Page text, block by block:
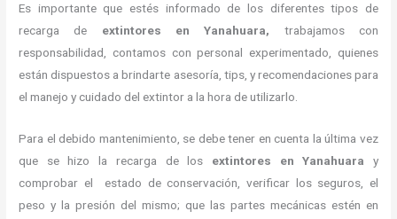
Es importante que estés informado de los diferentes tipos de
recarga de extintores en Yanahuara, trabajamos con
responsabilidad, contamos con personal experimentado, quienes
están dispuestos a brindarte asesoría, tips, y recomendaciones para
el manejo y cuidado del extintor a la hora de utilizarlo.
Para el debido mantenimiento, se debe tener en cuenta la última vez
que se hizo la recarga de los extintores en Yanahuara y
comprobar el estado de conservación, verificar los seguros, el
peso y la presión del mismo; que las partes mecánicas estén en